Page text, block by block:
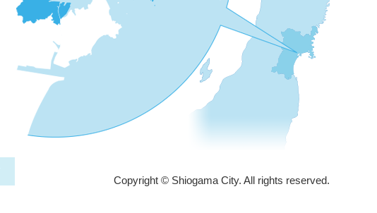
Copyright © Shiogama City. All rights reserved.